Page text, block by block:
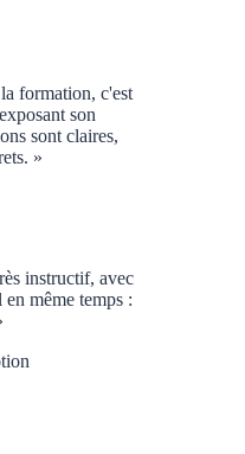
formation, c'est
son
sont claires,
»
instructif, avec
en même temps :